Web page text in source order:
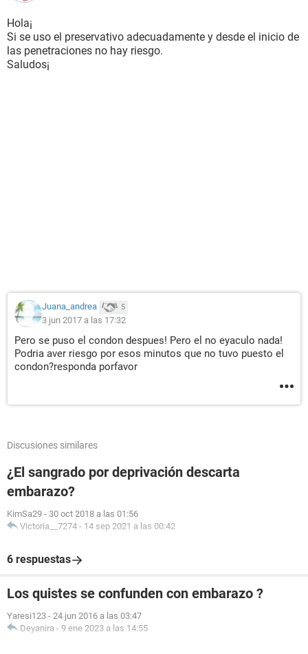
Hola¡
Si se uso el preservativo adecuadamente y desde el inicio de
las penetraciones no hay riesgo.
Saludos¡
Juana_andrea 5
3 jun 2017 a las 17:32
Pero se puso el condon despues! Pero el no eyaculo nada!
Podria aver riesgo por esos minutos que no tuvo puesto el
condon?responda porfavor
Discusiones similares
¿El sangrado por deprivación descarta
embarazo?
KimSa29 - 30 oct 2018 a las 01:56
Victoria__7274 - 14 sep 2021 a las 00:42
6 respuestas
Los quistes se confunden con embarazo ?
Yaresi123 - 24 jun 2016 a las 03:47
Deyanira - 9 ene 2023 a las 14:55